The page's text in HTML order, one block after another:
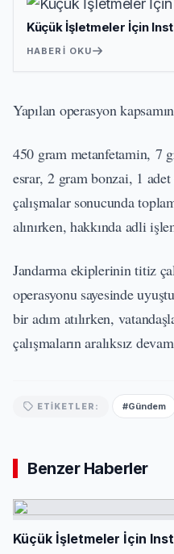
Küçük İşletmeler İçin
HABERI OKU
Yapılan operasyon
450 gram metanfetamin, 7
esrar, 2 gram bonzai, 1
çalışmalar sonucunda
alınırken, hakkında adli
Jandarma ekiplerinin titiz
operasyonu sayesinde
bir adım atılırken,
çalışmaların aralıksız
ETIKETLER: #Gündem
Benzer Haberler
Küçük İşletmeler İçin